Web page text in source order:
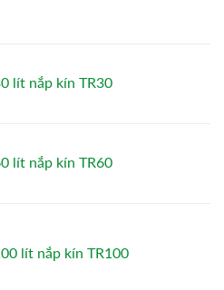
lít nắp kín TR30
lít nắp kín TR60
lít nắp kín TR100